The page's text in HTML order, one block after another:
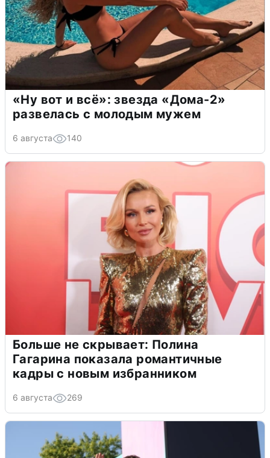
«Ну вот и всё»: звезда «Дома-2»
развелась с молодым мужем
6 августа 140
Больше не скрывает: Полина
Гагарина показала романтичные
кадры с новым избранником
6 августа 269